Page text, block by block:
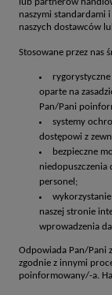
lub partnerów
naszymi standardami
naszych dostawców
Stosowane przez nas
oparte na
Pan/Pani
systemy
dostępowi z
bezpieczne
personel;
naszej stronie
wprowadzenia
Odpowiada Pan/Pani
zgodnie z innymi
poinformowany/-a.